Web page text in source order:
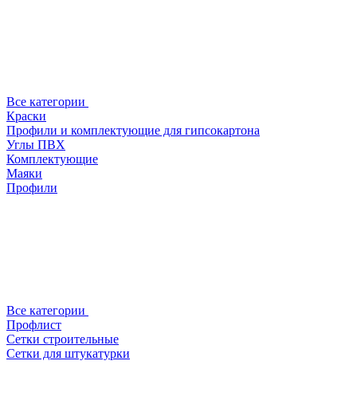
Все категории
Краски
Профили и комплектующие для гипсокартона
Углы ПВХ
Комплектующие
Маяки
Профили
Все категории
Профлист
Сетки строительные
Сетки для штукатурки